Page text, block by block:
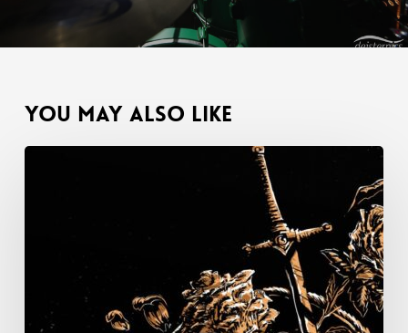
You May Also Like